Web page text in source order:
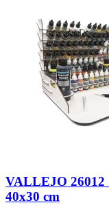
VALLEJO 26012
40x30 cm